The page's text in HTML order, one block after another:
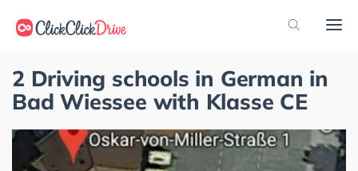
2 Driving schools in German in
Bad Wiessee with Klasse CE